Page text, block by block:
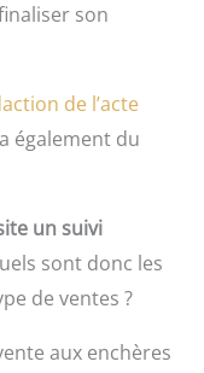
son
de l’acte
également du
un suivi
sont donc les
de ventes ?
aux enchères